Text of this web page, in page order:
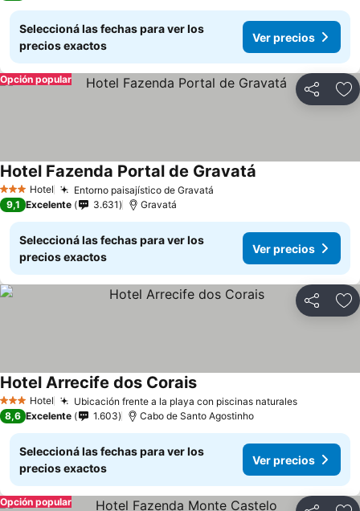
Seleccioná las fechas para ver los
precios exactos
Ver precios
Compartir
Opción popular
3 Estrellas
Hotel Entorno paisajístico de Gravatá
Hotel Fazenda Portal de Gravatá
9,1 Excelente 3.631 Gravatá
Seleccioná las fechas para ver los
precios exactos
Ver precios
Compartir
3 Estrellas
Hotel Ubicación frente a la playa con piscinas naturales
Hotel Arrecife dos Corais
8,6 Excelente 1.603 Cabo de Santo Agostinho
Seleccioná las fechas para ver los
precios exactos
Ver precios
Opción popular